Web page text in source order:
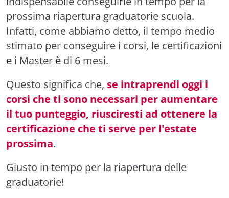
prossima riapertura graduatorie scuola.
Infatti, come abbiamo detto, il tempo medio
stimato per conseguire i corsi, le certificazioni
e i Master è di 6 mesi.
Questo significa che, se intraprendi oggi i
corsi che ti sono necessari per aumentare
il tuo punteggio, riusciresti ad ottenere la
certificazione che ti serve per l'estate
prossima.
Giusto in tempo per la riapertura delle
graduatorie!